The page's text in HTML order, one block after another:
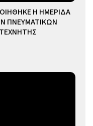
Η ΗΜΕΡΙΔΑ
ΠΝΕΥΜΑΤΙΚΩΝ